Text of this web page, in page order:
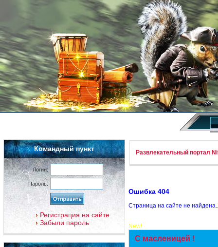
Командный пункт
Логин:
Пароль:
Регистрация на сайте
Забыли пароль
Развлекательный портал
Ошибка 404
Страница на сайте не
New!
С масленицей !